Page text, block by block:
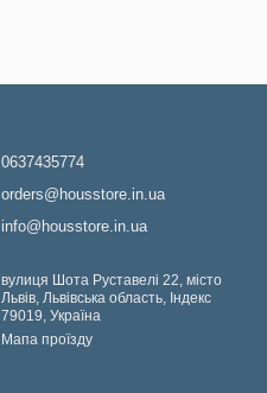
0637435774
orders@housstore.in.ua
info@housstore.in.ua
вулиця Шота Руставелі 22, місто
Львів, Львівська область, Індекс
79019, Україна
Мапа проїзду